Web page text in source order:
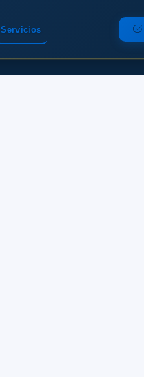
Servicios